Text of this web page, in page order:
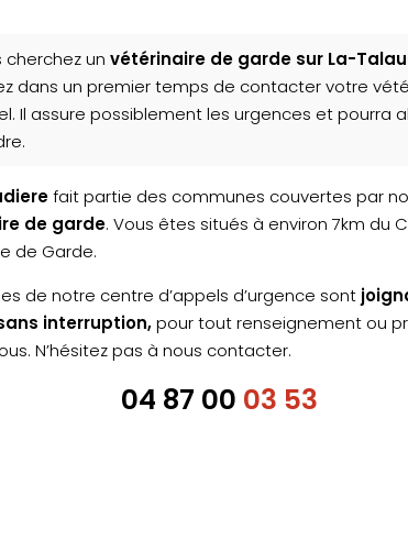
cherchez unvétérinaire de garde sur La-
dans un premier temps de contacter votre
Il assure possiblement les urgences et pourra
fait partie des communes couvertes par
de garde. Vous êtes situés à environ 7km du
de Garde.
de notre centre d’appels d’urgence sont
interruption,pour tout renseignement ou
N’hésitez pas à nous contacter.
04 87 00 03 53